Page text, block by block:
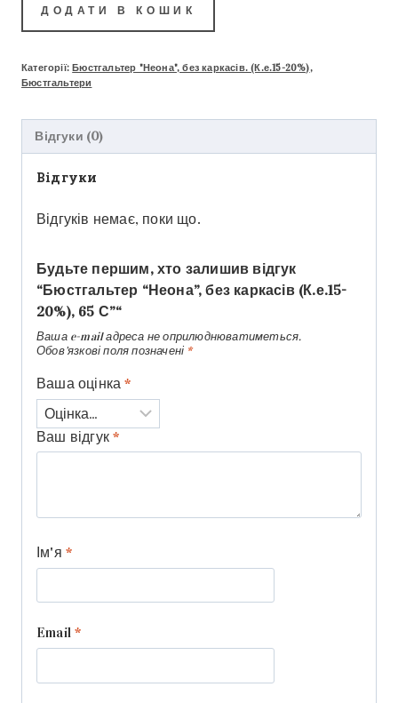
ДОДАТИ В КОШИК
Категорії:Бюстгальтер "Неона", без каркасів. (К.е.15-20%),
Бюстгальтери
Відгуки (0)
Відгуки
Відгуків немає, поки що.
Будьте першим, хто залишив відгук
“Бюстгальтер “Неона”, без каркасів (К.е.15-
20%), 65 С”“
Ваша e-mail адреса не оприлюднюватиметься.
Обов’язкові поля позначені *
Ваша оцінка*
Ваш відгук*
Ім'я *
Email*